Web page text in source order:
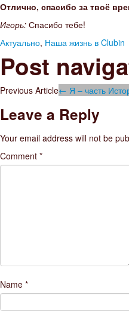
Отлично, спасибо за твоё
Игорь: Спасибо тебе!
Актуально, Наша жизнь в Clubin
Post
Previous Article← Я – часть
Leave a Reply
Your email address will not be
Comment *
Name *